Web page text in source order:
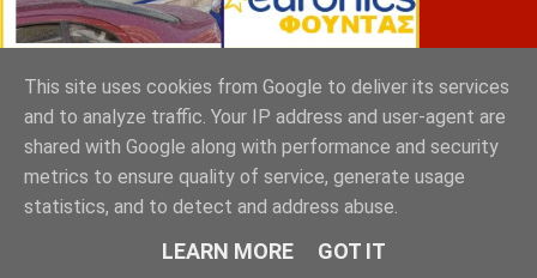
ΣΠΥΡΑΚΗΣ ΠΑΝΑΓΙΩΤΗΣ & YIOI ΣΠΑΡΤΗ
This site uses cookies from Google to deliver its services
and to analyze traffic. Your IP address and user-agent are
shared with Google along with performance and security
metrics to ensure quality of service, generate usage
statistics, and to detect and address abuse.
LEARN MORE GOT IT